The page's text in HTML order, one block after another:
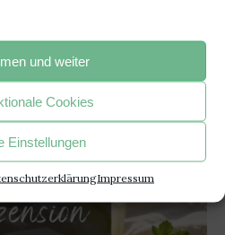
und weiter
Cookies
Einstellungen
Impressum